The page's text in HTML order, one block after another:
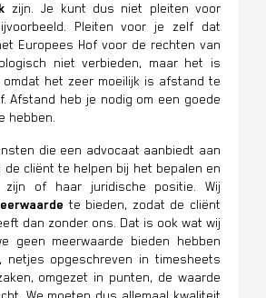
zijn. Je kunt dus niet pleiten voor
Pleiten voor je zelf dat
Europees Hof voor de rechten van
niet verbieden, maar het is
het zeer moeilijk is afstand te
Afstand heb je nodig om een goede
hebben.
die een advocaat aanbiedt aan
de cliënt te helpen bij het bepalen en
zijn of haar juridische positie. Wij
te bieden, zodat de cliënt
dan zonder ons. Dat is ook wat wij
geen meerwaarde bieden hebben
netjes opgeschreven in timesheets
omgezet in punten, de waarde